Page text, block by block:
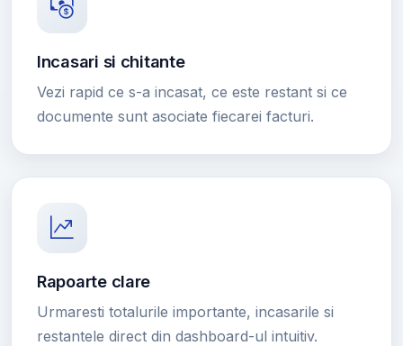
Incasari si chitante
Vezi rapid ce s-a incasat, ce este restant si ce
documente sunt asociate fiecarei facturi.
Rapoarte clare
Urmaresti totalurile importante, incasarile si
restantele direct din dashboard-ul intuitiv.